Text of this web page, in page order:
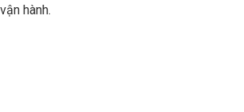
hành.